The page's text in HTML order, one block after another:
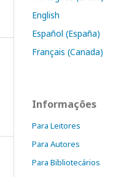
English
Español (España)
Français (Canada)
Informações
Para Leitores
Para Autores
Para Bibliotecários